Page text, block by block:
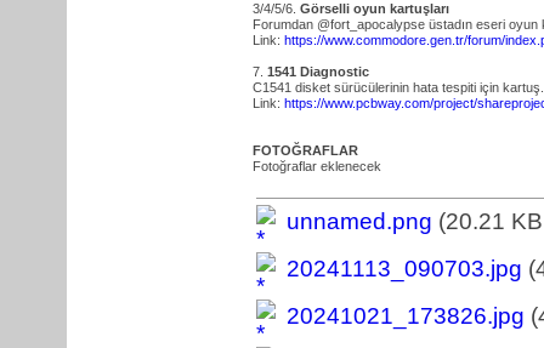
3/4/5/6. Görselli oyun kartuşları
Forumdan @fort_apocalypse üstadın eseri oyun
Link: https://www.commodore.gen.tr/forum/
7. 1541 Diagnostic
C1541 disket sürücülerinin hata tespiti için kartuş.
Link: https://www.pcbway.com/project/
FOTOĞRAFLAR
Fotoğraflar eklenecek
unnamed.png (20.21
20241113_090703.jpg
20241021_173826.jpg